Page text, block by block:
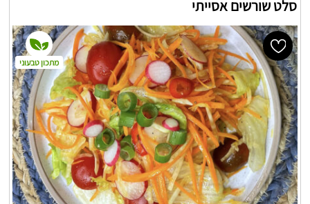
סלט שורשים אסייתי
מתכון טבעוני